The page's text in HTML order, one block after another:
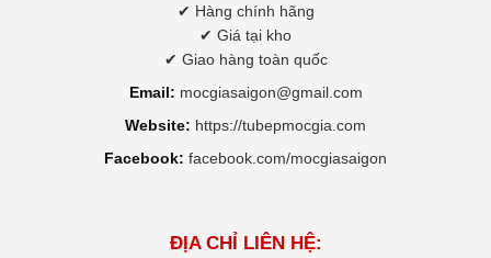
✔ Hàng chính hãng
✔ Giá tại kho
✔ Giao hàng toàn quốc
Email: mocgiasaigon@gmail.com
Website: https://tubepmocgia.com
Facebook: facebook.com/mocgiasaigon
ĐỊA CHỈ LIÊN HỆ: